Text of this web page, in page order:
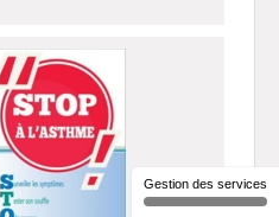
Gestion des services